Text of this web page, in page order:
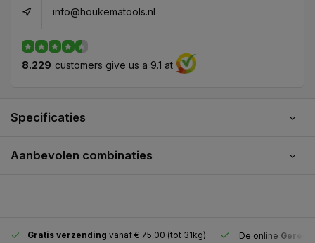
info@houkematools.nl
8.229 customers give us a 9.1 at
Specificaties
Aanbevolen combinaties
Gratis verzending vanaf € 75,00 (tot 31kg) De online